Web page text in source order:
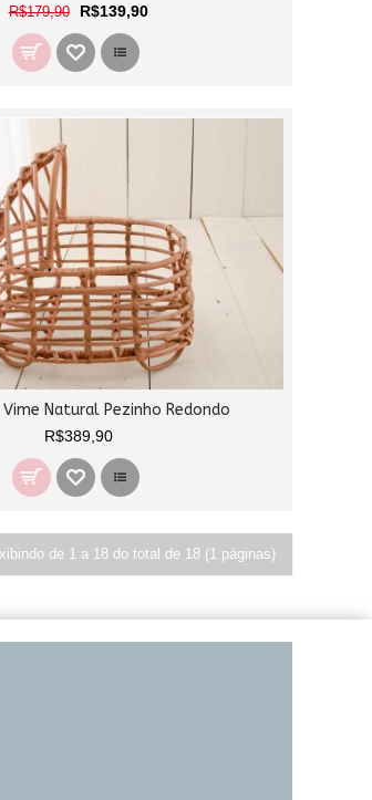
R$179,90 R$139,90
Vime Natural Pezinho Redondo
R$389,90
de 1 a 18 do total de 18 (1 páginas)